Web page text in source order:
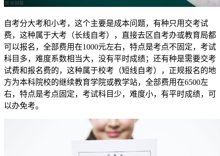
自考分大考和小考，这个主要是成本问题，有种只用交考试
费，这种属于大考（长线自考），直接去区自考办或教育局都
可以报名，全部费用在1000元左右，特点是考点不固定，考试
科目多，难度系数相当大，没有平时成绩；还有种是需要交考
试费和报名费的，这种属于校考（短线自考），正规报名的地
方为本科院校的继续教育学院或教学站，全部费用在6500左
右，特点是考点固定，考试科目少，难度小，有平时成绩，可
以办免考。